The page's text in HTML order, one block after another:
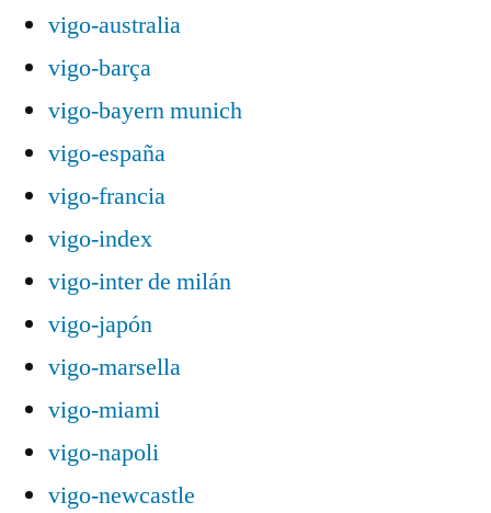
vigo-australia
vigo-barça
vigo-bayern munich
vigo-españa
vigo-francia
vigo-index
vigo-inter de milán
vigo-japón
vigo-marsella
vigo-miami
vigo-napoli
vigo-newcastle